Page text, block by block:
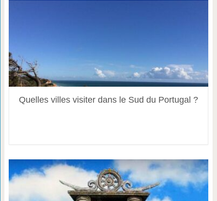
Quelles villes visiter dans le Sud du Portugal ?